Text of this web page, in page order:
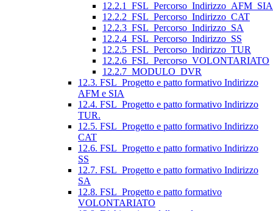
12.2.1_FSL_Percorso_Indirizzo_AFM_SIA
12.2.2_FSL_Percorso_Indirizzo_CAT
12.2.3_FSL_Percorso_Indirizzo_SA
12.2.4_FSL_Percorso_Indirizzo_SS
12.2.5_FSL_Percorso_Indirizzo_TUR
12.2.6_FSL_Percorso_VOLONTARIATO
12.2.7_MODULO_DVR
12.3. FSL_Progetto e patto formativo Indirizzo
AFM e SIA
12.4. FSL_Progetto e patto formativo Indirizzo
TUR.
12.5. FSL_Progetto e patto formativo Indirizzo
CAT
12.6. FSL_Progetto e patto formativo Indirizzo
SS
12.7. FSL_Progetto e patto formativo Indirizzo
SA
12.8. FSL_Progetto e patto formativo
VOLONTARIATO